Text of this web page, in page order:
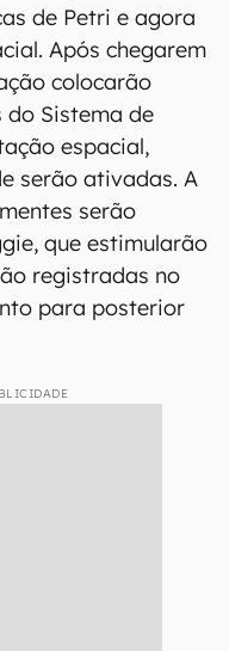
de Petri e agora
Após chegarem
colocarão
do Sistema de
espacial,
serão ativadas. A
serão
que estimularão
registradas no
para posterior